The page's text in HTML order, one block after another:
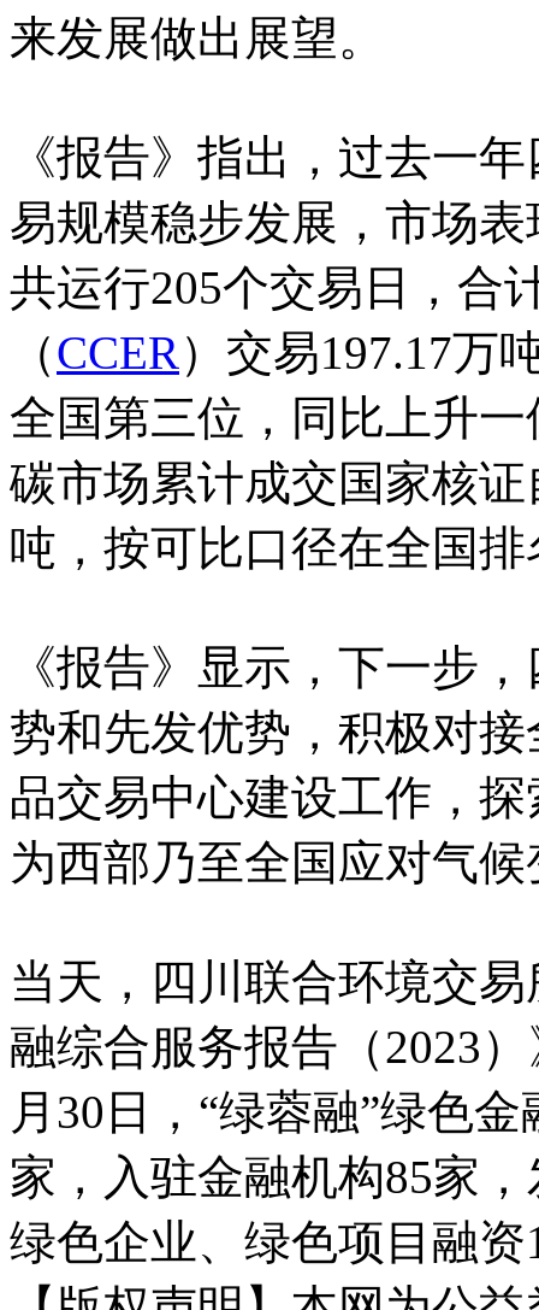
来发展做出展望。
《报告》指出，过去一
易规模稳步发展，市场
共运行205个交易日，合
（CCER）交易197.17万
全国第三位，同比上升
碳市场累计成交国家核
吨，按可比口径在全国
《报告》显示，下一步
势和先发优势，积极对
品交易中心建设工作，
为西部乃至全国应对气
当天，四川联合环境交
融综合服务报告（2023
月30日，“绿蓉融”绿色
家，入驻金融机构85家
绿色企业、绿色项目融资